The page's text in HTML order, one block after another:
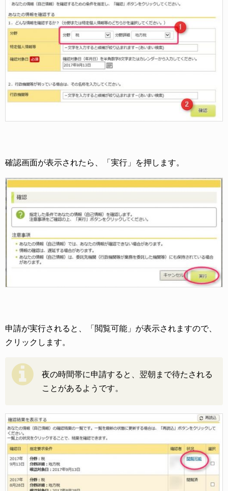
確認画面が表示されたら、「実行」を押します。
申請が実行されると、「閲覧可能」が表示されますので、
クリックします。
夜の時間帯に申請すると、翌朝まで待たされる
ことがあるようです。